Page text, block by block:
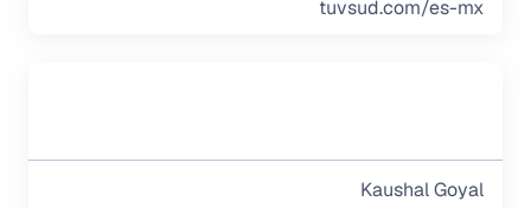
tuvsud.com/es-mx
Kaushal Goyal